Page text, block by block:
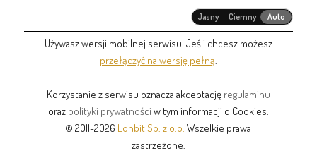
Jasny Ciemny Auto
Używasz wersji mobilnej serwisu. Jeśli chcesz możesz
przełączyć na wersję pełną
Korzystanie z serwisu oznacza akceptację regulaminu
oraz polityki prywatności w tym informacji o Cookies.
© 2011-2026 Lonbit Sp. z o.o. Wszelkie prawa
zastrzeżone.